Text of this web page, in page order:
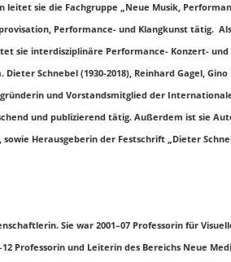
leitet sie die Fachgruppe „Neue Musik,
Performance- und Klangkunst tätig. Als
sie interdisziplinäre Performance- Konzert- und
Schnebel (1930-2018), Reinhard Gagel, Gino
und Vorstandsmitglied der
und publizierend tätig. Außerdem ist sie
Herausgeberin der Festschrift „Dieter
Sie war 2001–07 Professorin für
Professorin und Leiterin des Bereichs Neue